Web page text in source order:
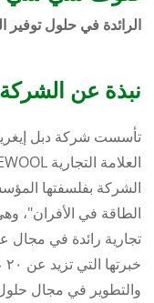
الرائدة في حلول توفير
نبذة عن
تأسست شركة دبل
الشركة بفلسفتها
تجارية رائدة في مجال
والتطوير في مجال